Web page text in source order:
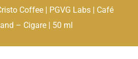
Coffee | PGVG Labs | Café
– Cigare | 50 ml